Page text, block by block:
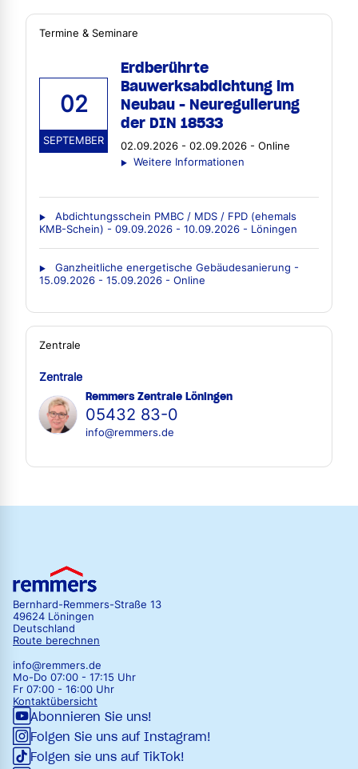
Termine & Seminare
02
SEPTEMBER
Erdberührte
Bauwerksabdichtung im
Neubau - Neuregulierung
der DIN 18533
02.09.2026 - 02.09.2026 - Online
Weitere Informationen
Abdichtungsschein PMBC / MDS / FPD (ehemals
KMB-Schein) - 09.09.2026 - 10.09.2026 - Löningen
Ganzheitliche energetische Gebäudesanierung -
15.09.2026 - 15.09.2026 - Online
Zentrale
Zentrale
Remmers Zentrale Löningen
05432 83-0
info@remmers.de
Bernhard-Remmers-Straße 13
49624 Löningen
Deutschland
Route berechnen
info@remmers.de
Mo-Do 07:00 - 17:15 Uhr
Fr 07:00 - 16:00 Uhr
Kontaktübersicht
Abonnieren Sie uns!
Folgen Sie uns auf Instagram!
Folgen sie uns auf TikTok!